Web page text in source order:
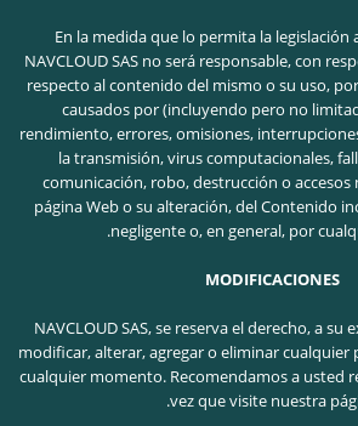
En la medida que lo permita la legislación
NAVCLOUD SAS no será responsable, con
respecto al contenido del mismo o su uso,
causados por (incluyendo pero no
rendimiento, errores, omisiones,
la transmisión, virus computacionales,
comunicación, robo, destrucción o accesos
página Web o su alteración, del Contenido
negligente o, en general, por
MODIFICACIONES
NAVCLOUD SAS, se reserva el derecho, a su
modificar, alterar, agregar o eliminar cualquier
cualquier momento. Recomendamos a usted
vez que visite nuestra